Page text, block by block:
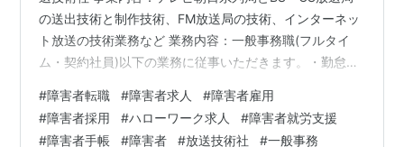
の送出技術と制作技術、FM放送局の技術、インターネッ
ト放送の技術業務など 業務内容：一般事務職(フルタイ
ム・契約社員)以下の業務に従事いただきます。・勤怠管
でも応募可能です。 必要な経験：↓尚可総務、人事、経
理など管理部門での事務経験・年数不問 勤務地最寄り
#障害者転職 #障害者求人 #障害者雇用
#障害者採用 #ハローワーク求人 #障害者就労支援
#障害者手帳 #障害者 #放送技術社 #一般事務